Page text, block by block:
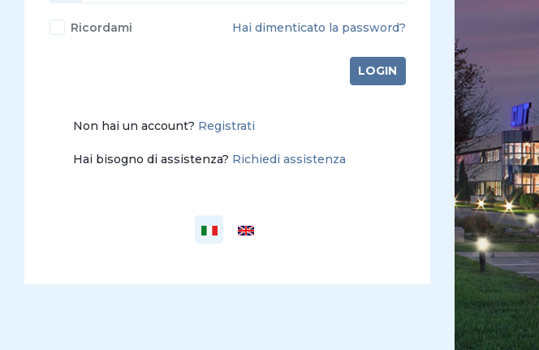
Ricordami Hai dimenticato la password?
LOGIN
Non hai un account? Registrati
Hai bisogno di assistenza? Richiedi assistenza